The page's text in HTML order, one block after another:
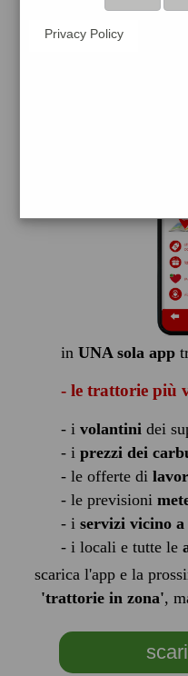
in UNA sola app
- le trattorie più
- i volantinidei
- i prezzi dei
- le offerte di
- le previsioni
- i servizi vicino a
- i locali e tutte le
scarica l'app e la
'trattorie in zona',
Privacy Policy